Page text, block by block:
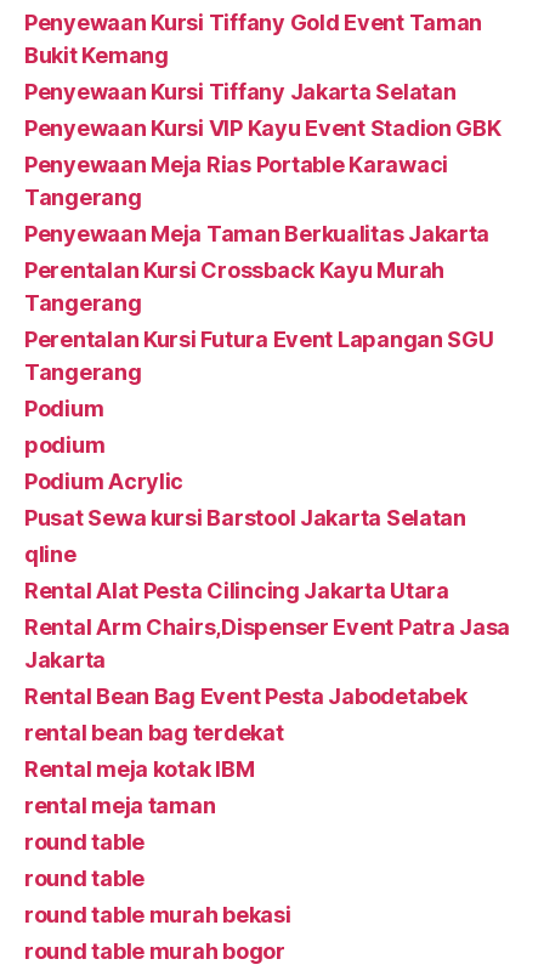
Penyewaan Kursi Tiffany Gold Event Taman
Bukit Kemang
Penyewaan Kursi Tiffany Jakarta Selatan
Penyewaan Kursi VIP Kayu Event Stadion GBK
Penyewaan Meja Rias Portable Karawaci
Tangerang
Penyewaan Meja Taman Berkualitas Jakarta
Perentalan Kursi Crossback Kayu Murah
Tangerang
Perentalan Kursi Futura Event Lapangan SGU
Tangerang
Podium
podium
Podium Acrylic
Pusat Sewa kursi Barstool Jakarta Selatan
qline
Rental Alat Pesta Cilincing Jakarta Utara
Rental Arm Chairs,Dispenser Event Patra Jasa
Jakarta
Rental Bean Bag Event Pesta Jabodetabek
rental bean bag terdekat
Rental meja kotak IBM
rental meja taman
round table
round table
round table murah bekasi
round table murah bogor